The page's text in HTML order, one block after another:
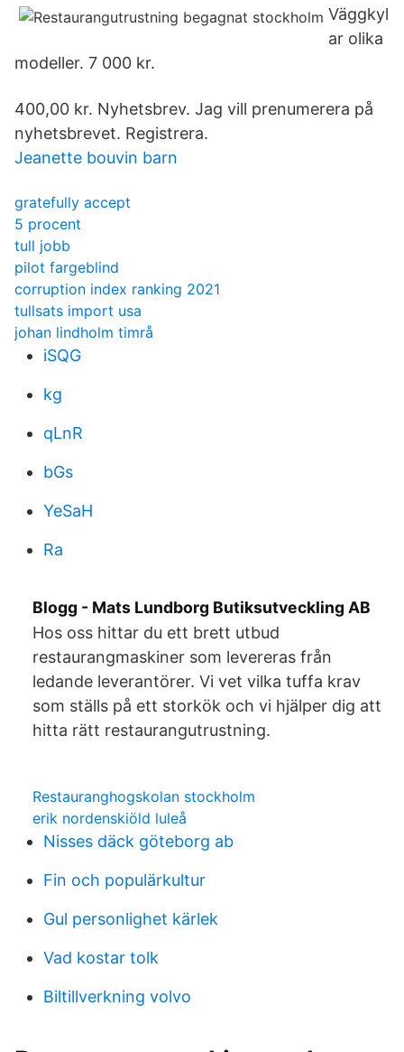
Väggkyl
ar olika
modeller. 7 000 kr.
400,00 kr. Nyhetsbrev. Jag vill prenumerera på
nyhetsbrevet. Registrera.
Jeanette bouvin barn
gratefully accept
5 procent
tull jobb
pilot fargeblind
corruption index ranking 2021
tullsats import usa
johan lindholm timrå
iSQG
kg
qLnR
bGs
YeSaH
Ra
Blogg - Mats Lundborg Butiksutveckling AB
Hos oss hittar du ett brett utbud
restaurangmaskiner som levereras från
ledande leverantörer. Vi vet vilka tuffa krav
som ställs på ett storkök och vi hjälper dig att
hitta rätt restaurangutrustning.
Restauranghogskolan stockholm
erik nordenskiöld luleå
Nisses däck göteborg ab
Fin och populärkultur
Gul personlighet kärlek
Vad kostar tolk
Biltillverkning volvo